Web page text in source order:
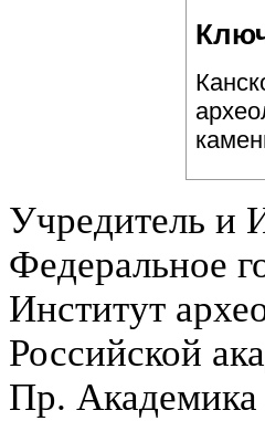
Учредитель и
Федеральное
Институт
Российской
Пр. Академика